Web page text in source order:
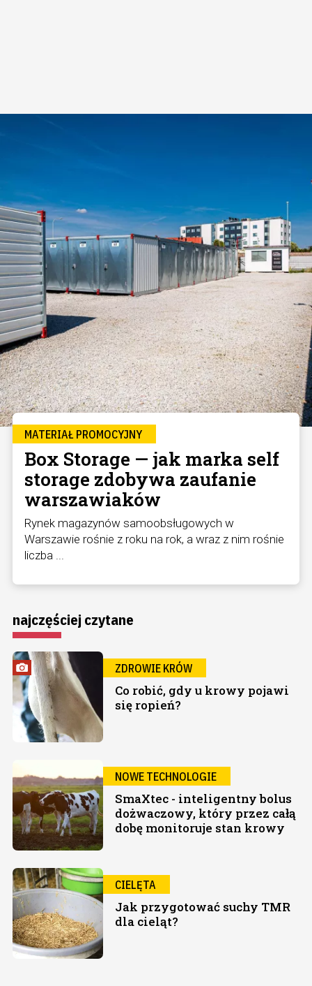
MATERIAŁ PROMOCYJNY
Box Storage — jak marka self
storage zdobywa zaufanie
warszawiaków
Rynek magazynów samoobsługowych w
Warszawie rośnie z roku na rok, a wraz z nim rośnie
liczba ...
najczęściej czytane
ZDROWIE KRÓW
Co robić, gdy u krowy pojawi
się ropień?
NOWE TECHNOLOGIE
SmaXtec - inteligentny bolus
dożwaczowy, który przez całą
dobę monitoruje stan krowy
CIELĘTA
Jak przygotować suchy TMR
dla cieląt?